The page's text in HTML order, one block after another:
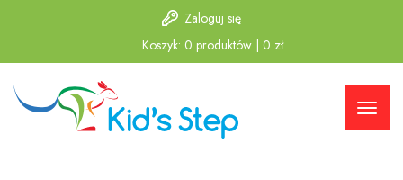
do menu
głównego
do
menu w
stopce
Zaloguj się
Koszyk: 0 produktów 0 zł